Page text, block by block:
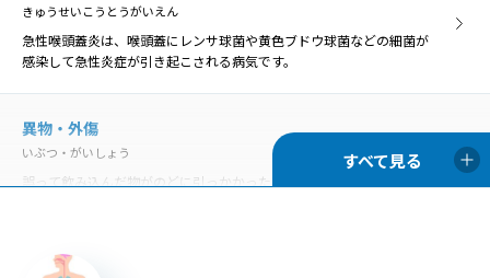
いしょくどうぎゃくりゅうしょう
の炎症を引き起こす病気のことです。
まんせいいんとうえん
きゅうせいこうとうがいえん
急性喉頭蓋炎は、喉頭蓋にレンサ球菌や黄色ブドウ球菌などの細菌が
感染して急性炎症が引き起こされる病気です。
異物・外傷
いぶつ・がいしょう
誤って飲み込んだ物がのどに引っかかった状態を「咽頭異物」とい